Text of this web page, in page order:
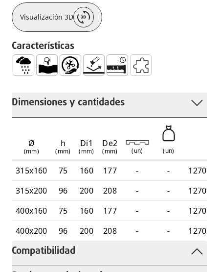
Visualización 3D
Características
Dimensiones y cantidades
Ø
(mm)
h
(mm)
Di1
(mm)
De2
(mm) (un) (un)
315x160
75 160 177 - -
315x200
96 200 208 - -
400x160
75 160 177 - -
400x200
96 200 208 - -
Compatibilidad